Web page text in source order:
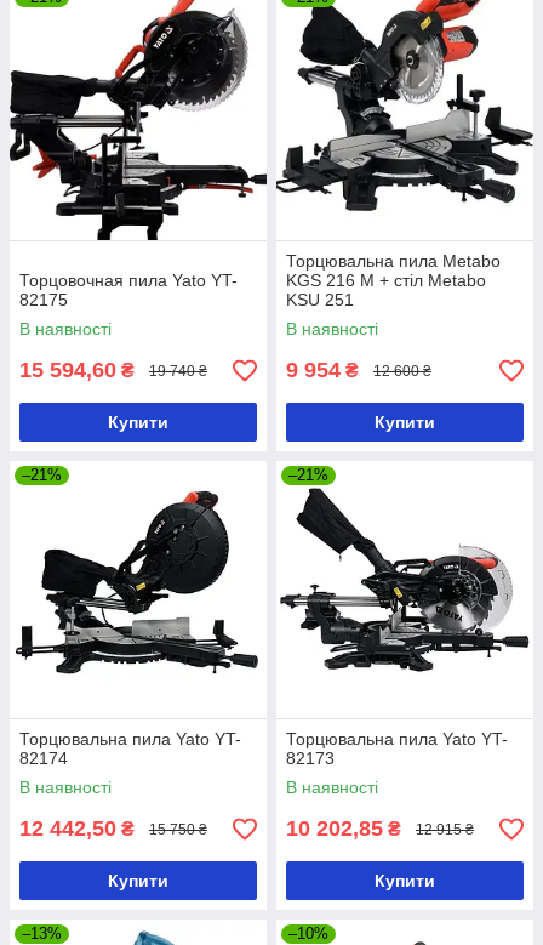
Торцовочная пила Yato YT-
82175
В наявності
15 594,60 ₴ 19 740 ₴
Купити
Торцювальна пила Metabo
KGS 216 M + стіл Metabo
KSU 251
В наявності
9 954 ₴ 12 600 ₴
Купити
–21%
Торцювальна пила Yato YT-
82174
В наявності
12 442,50 ₴ 15 750 ₴
Купити
–21%
Торцювальна пила Yato YT-
82173
В наявності
10 202,85 ₴ 12 915 ₴
Купити
–13% –10%